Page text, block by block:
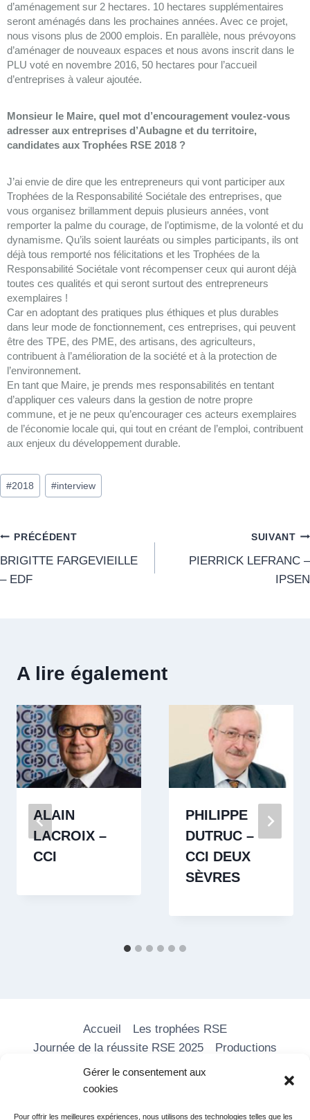
Gérer le consentement aux
cookies
Pour offrir les meilleures expériences, nous utilisons des technologies telles que les
d’aménagement sur 2 hectares. 10 hectares supplémentaires
seront aménagés dans les prochaines années. Avec ce projet,
nous visons plus de 2000 emplois. En parallèle, nous prévoyons
d’aménager de nouveaux espaces et nous avons inscrit dans le
PLU voté en novembre 2016, 50 hectares pour l’accueil
d’entreprises à valeur ajoutée.
Monsieur le Maire, quel mot d’encouragement voulez-vous
adresser aux entreprises d’Aubagne et du territoire,
candidates aux Trophées RSE 2018 ?
J’ai envie de dire que les entrepreneurs qui vont participer aux
Trophées de la Responsabilité Sociétale des entreprises, que
vous organisez brillamment depuis plusieurs années, vont
remporter la palme du courage, de l’optimisme, de la volonté et du
dynamisme. Qu’ils soient lauréats ou simples participants, ils ont
déjà tous remporté nos félicitations et les Trophées de la
Responsabilité Sociétale vont récompenser ceux qui auront déjà
toutes ces qualités et qui seront surtout des entrepreneurs
exemplaires !
Car en adoptant des pratiques plus éthiques et plus durables
dans leur mode de fonctionnement, ces entreprises, qui peuvent
être des TPE, des PME, des artisans, des agriculteurs,
contribuent à l’amélioration de la société et à la protection de
l’environnement.
En tant que Maire, je prends mes responsabilités en tentant
d’appliquer ces valeurs dans la gestion de notre propre
commune, et je ne peux qu’encourager ces acteurs exemplaires
de l’économie locale qui, qui tout en créant de l’emploi, contribuent
aux enjeux du développement durable.
#2018 #interview
PRÉCÉDENT
BRIGITTE FARGEVIEILLE
– EDF
SUIVANT
PIERRICK LEFRANC –
IPSEN
A lire également
ALAIN
LACROIX –
CCI
PHILIPPE
DUTRUC –
CCI DEUX
SÈVRES
Accueil
Les trophées RSE
Journée de la réussite RSE 2025
Productions
Les formations
Nos vidéos
Adhérer